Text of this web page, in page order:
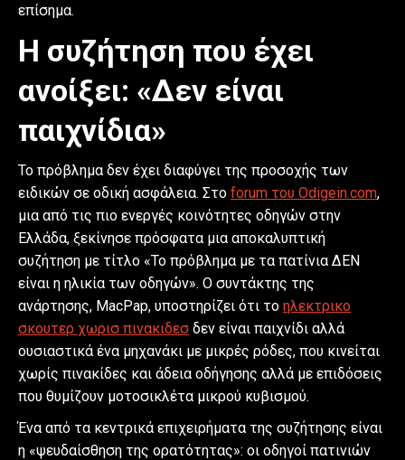
επίσημα.
Η συζήτηση που έχει
ανοίξει: «Δεν είναι
παιχνίδια»
Το πρόβλημα δεν έχει διαφύγει της προσοχής των
ειδικών σε οδική ασφάλεια. Στο forum του Odigein.com,
μια από τις πιο ενεργές κοινότητες οδηγών στην
Ελλάδα, ξεκίνησε πρόσφατα μια αποκαλυπτική
συζήτηση με τίτλο «Το πρόβλημα με τα πατίνια ΔΕΝ
είναι η ηλικία των οδηγών». Ο συντάκτης της
ανάρτησης, MacPap, υποστηρίζει ότι το ηλεκτρικο
σκουτερ χωρισ πινακιδεσ δεν είναι παιχνίδι αλλά
ουσιαστικά ένα μηχανάκι με μικρές ρόδες, που κινείται
χωρίς πινακίδες και άδεια οδήγησης αλλά με επιδόσεις
που θυμίζουν μοτοσικλέτα μικρού κυβισμού.
Ένα από τα κεντρικά επιχειρήματα της συζήτησης είναι
η «ψευδαίσθηση της ορατότητας»: οι οδηγοί πατινιών